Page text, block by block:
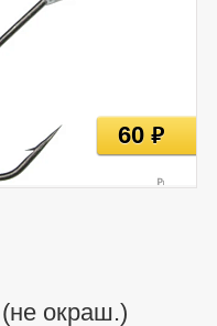
окраш.)
60руб